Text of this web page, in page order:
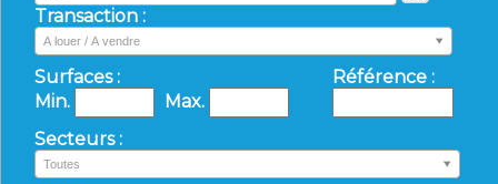
Transaction :
A louer / A vendre
Surfaces :
Min.
Max.
Référence :
Secteurs :
Toutes